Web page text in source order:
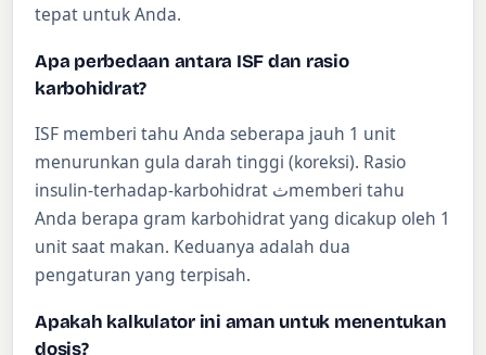
tepat untuk Anda.
Apa perbedaan antara ISF dan rasio
karbohidrat?
ISF memberi tahu Anda seberapa jauh 1 unit
menurunkan gula darah tinggi (koreksi). Rasio
insulin-terhadap-karbohidrat ثmemberi tahu
Anda berapa gram karbohidrat yang dicakup oleh 1
unit saat makan. Keduanya adalah dua
pengaturan yang terpisah.
Apakah kalkulator ini aman untuk menentukan
dosis?